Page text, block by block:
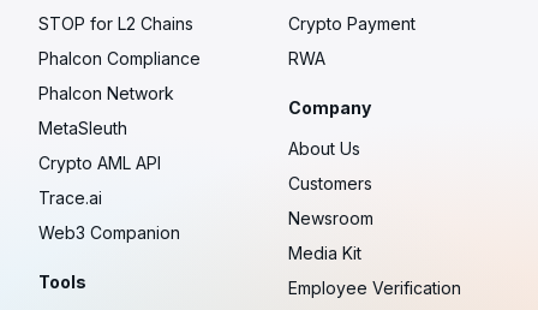
STOP for L2 Chains
Phalcon Compliance
Phalcon Network
MetaSleuth
Crypto AML API
Trace.ai
Web3 Companion
Tools
Crypto Payment
RWA
Company
About Us
Customers
Newsroom
Media Kit
Employee Verification